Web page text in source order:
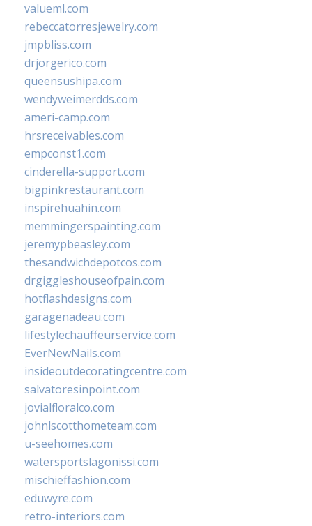
valueml.com
rebeccatorresjewelry.com
jmpbliss.com
drjorgerico.com
queensushipa.com
wendyweimerdds.com
ameri-camp.com
hrsreceivables.com
empconst1.com
cinderella-support.com
bigpinkrestaurant.com
inspirehuahin.com
memmingerspainting.com
jeremypbeasley.com
thesandwichdepotcos.com
drgiggleshouseofpain.com
hotflashdesigns.com
garagenadeau.com
lifestylechauffeurservice.com
EverNewNails.com
insideoutdecoratingcentre.com
salvatoresinpoint.com
jovialfloralco.com
johnlscotthometeam.com
u-seehomes.com
watersportslagonissi.com
mischieffashion.com
eduwyre.com
retro-interiors.com